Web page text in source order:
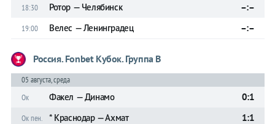
18:30 Ротор — Челябинск –:–
19:00 Велес — Ленинградец –:–
Россия. Fonbet Кубок. Группа B
05 августа, среда
Ок
Факел — Динамо 0:1
Ок пен. * Краснодар — Ахмат 1:1